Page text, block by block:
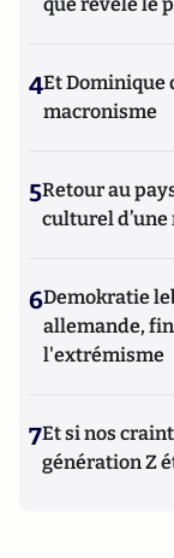
4Et Dominique
macronisme
5Retour au
culturel
6Demokratie
allemande,
l'extrémisme
7Et si nos
génération Z